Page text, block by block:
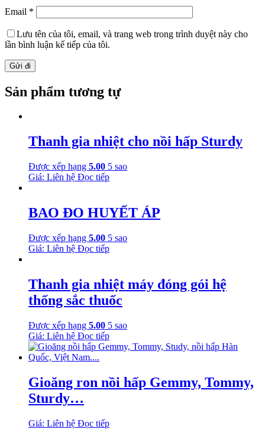
Email *
Lưu tên của tôi, email, và trang web trong trình duyệt này cho
lần bình luận kế tiếp của tôi.
Sản phẩm tương tự
Thanh gia nhiệt cho nồi hấp Sturdy
Được xếp hạng 5.00 5 sao
Giá: Liên hệ Đọc tiếp
BAO ĐO HUYẾT ÁP
Được xếp hạng 5.00 5 sao
Giá: Liên hệ Đọc tiếp
Thanh gia nhiệt máy đóng gói hệ
thống sắc thuốc
Được xếp hạng 5.00 5 sao
Giá: Liên hệ Đọc tiếp
Gioăng ron nồi hấp Gemmy, Tommy,
Sturdy…
Giá: Liên hệ Đọc tiếp